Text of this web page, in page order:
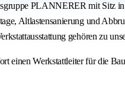
PLANNERER mit Sitz in
Altlastensanierung und
gehören zu
einen Werkstattleiter für die